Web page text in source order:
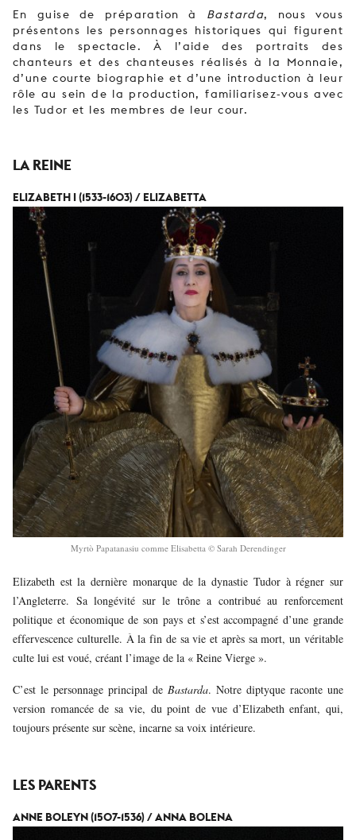
En guise de préparation à Bastarda, nous vous
présentons les personnages historiques qui figurent
dans le spectacle. À l’aide des portraits des
chanteurs et des chanteuses réalisés à la Monnaie,
d’une courte biographie et d’une introduction à leur
rôle au sein de la production, familiarisez-vous avec
les Tudor et les membres de leur cour.
LA REINE
ELIZABETH I (1533-1603) / ELIZABETTA
Myrtò Papatanasiu comme Elisabetta © Sarah Derendinger
Elizabeth est la dernière monarque de la dynastie Tudor à régner sur
l’Angleterre. Sa longévité sur le trône a contribué au renforcement
politique et économique de son pays et s’est accompagné d’une grande
effervescence culturelle. À la fin de sa vie et après sa mort, un véritable
culte lui est voué, créant l’image de la « Reine Vierge ».
C’est le personnage principal de Bastarda. Notre diptyque raconte une
version romancée de sa vie, du point de vue d’Elizabeth enfant, qui,
toujours présente sur scène, incarne sa voix intérieure.
LES PARENTS
ANNE BOLEYN (1507-1536) / ANNA BOLENA